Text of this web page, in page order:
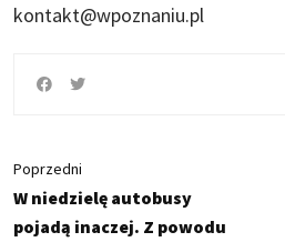
kontakt@wpoznaniu.pl
Poprzedni
W niedzielę autobusy
pojadą inaczej. Z powodu